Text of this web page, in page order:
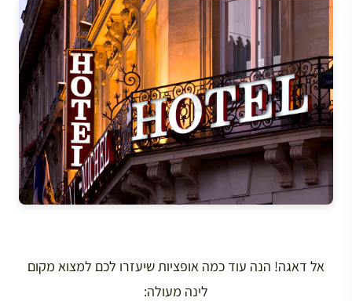
אל דאגה! הנה עוד כמה אופציות שיעזרו לכם למצוא מקום
לינה מעולה: